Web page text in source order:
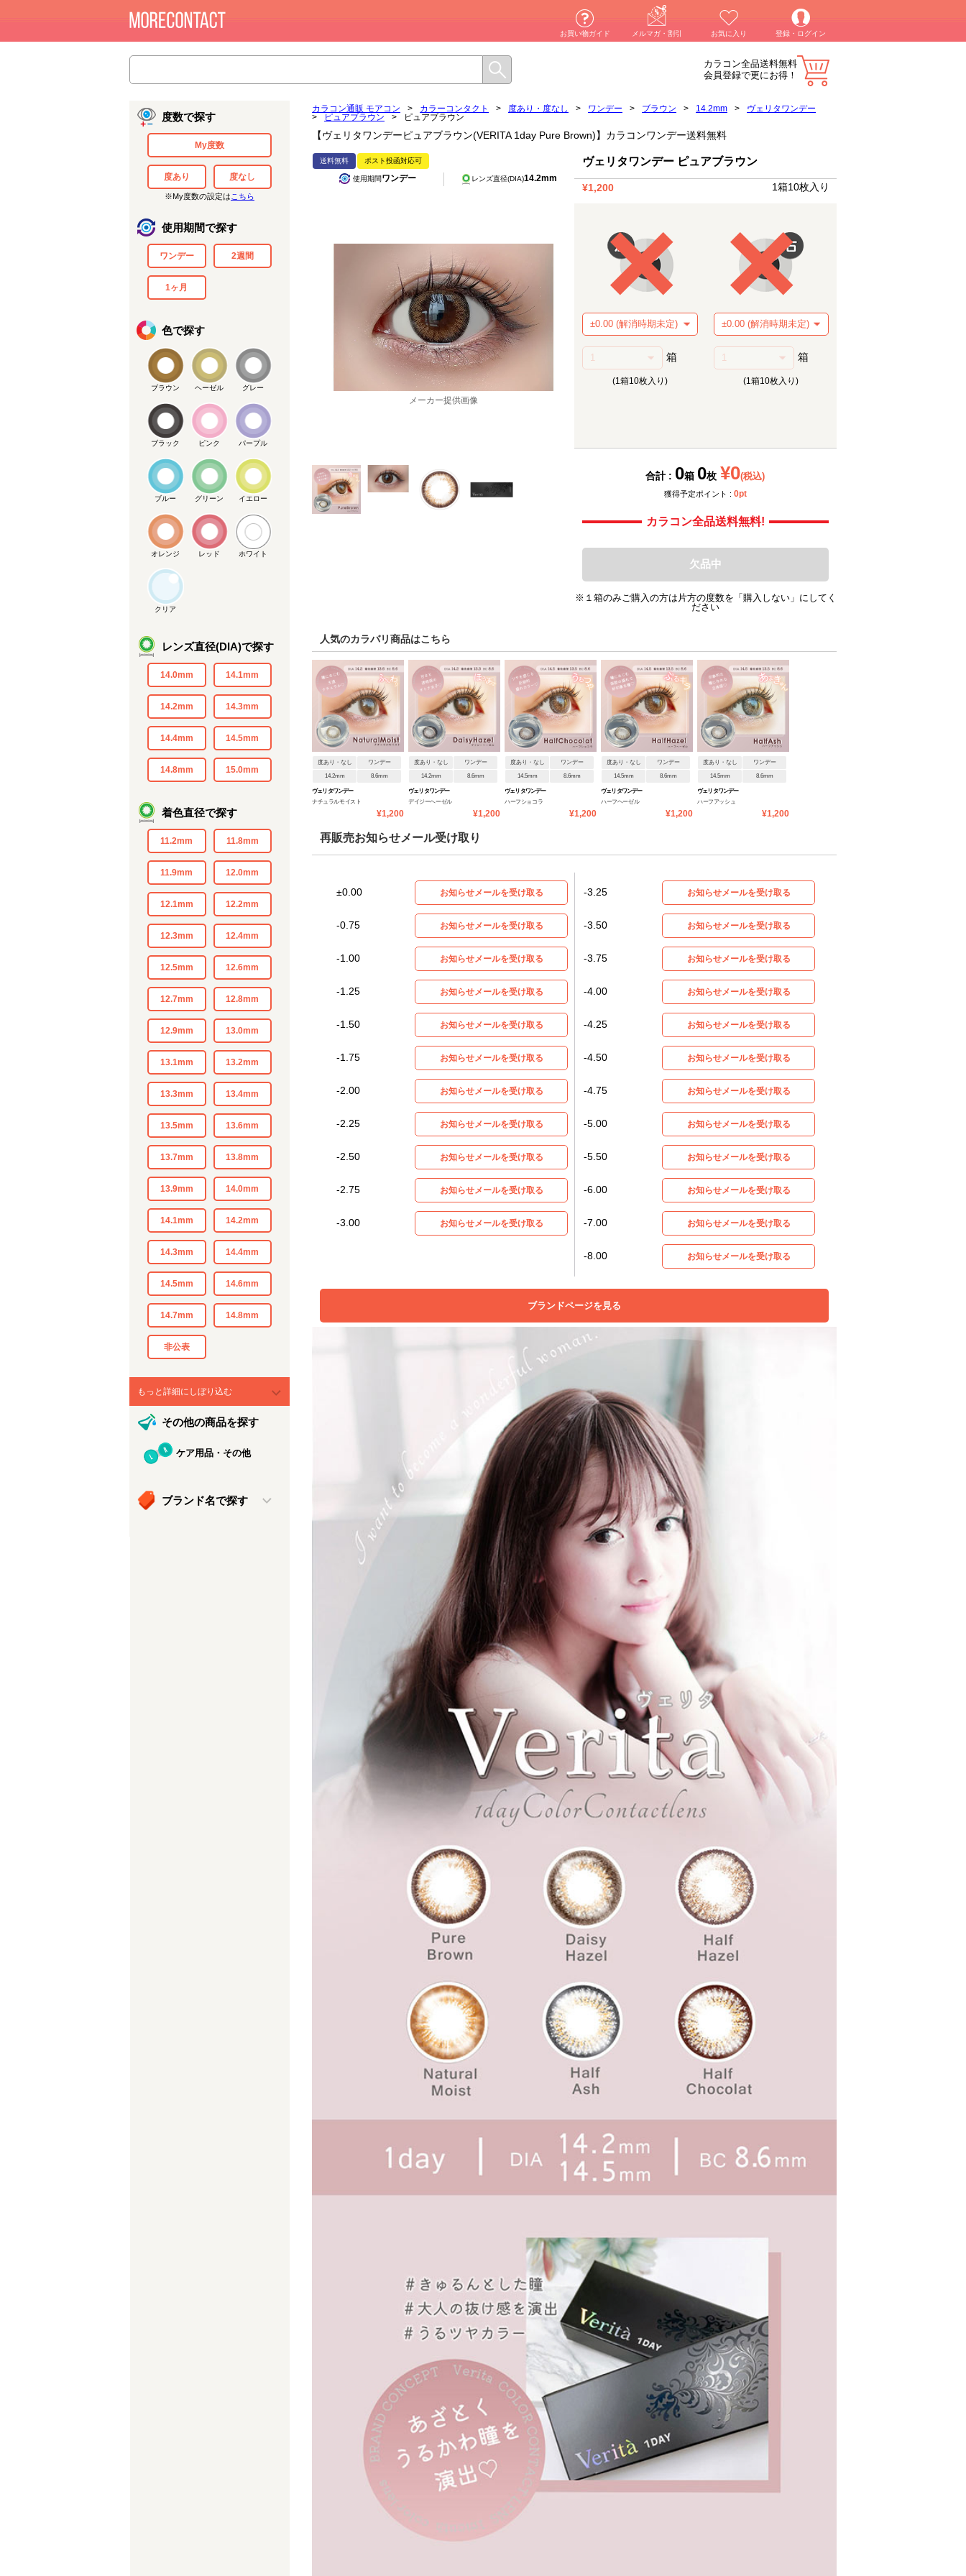
お買い物ガイド メルマガ・割引 お気に入り 登録・ログイン
カラコン全品送料無料
会員登録で更にお得！
度数で探す
My度数
度あり 度なし
※My度数の設定は こちら
使用期間で探す
ワンデー 2週間
1ヶ月
色で探す
ブラウン ヘーゼル グレー
ブラック ピンク パープル
ブルー グリーン イエロー
オレンジ レッド ホワイト
クリア
レンズ直径(DIA)で探す
14.0mm 14.1mm
14.2mm 14.3mm
14.4mm 14.5mm
14.8mm 15.0mm
着色直径で探す
11.2mm 11.8mm
11.9mm 12.0mm
12.1mm 12.2mm
12.3mm 12.4mm
12.5mm 12.6mm
12.7mm 12.8mm
12.9mm 13.0mm
13.1mm 13.2mm
13.3mm 13.4mm
13.5mm 13.6mm
13.7mm 13.8mm
13.9mm 14.0mm
14.1mm 14.2mm
14.3mm 14.4mm
14.5mm 14.6mm
14.7mm 14.8mm
非公表
もっと詳細にしぼり込む
その他の商品を探す
ケア用品・その他
ブランド名で探す
カラコン通販 モアコン > カラーコンタクト > 度あり・度なし > ワンデー > ブラウン > 14.2mm >
ヴェリタワンデー
>
ピュアブラウン > ピュアブラウン
【ヴェリタワンデーピュアブラウン(VERITA 1day Pure Brown)】カラコンワンデー送料無料
送料無料 ポスト投函対応可
使用期間ワンデー レンズ直径(DIA)14.2mm
メーカー提供画像
メーカー提供画像
ヴェリタワンデー ピュアブラウン
¥1,200 1箱10枚入り
箱
(1箱10枚入り)
箱
(1箱10枚入り)
合計 : 0箱 0枚 ¥0(税込)
獲得予定ポイント : 0pt
カラコン全品送料無料!
欠品中
※１箱のみご購入の方は片方の度数を「購入しない」にしてく
ださい
人気のカラバリ商品はこちら
度あり・なし ワンデー
14.2mm 8.6mm
ヴェリタワンデー
ナチュラルモイスト
¥1,200
度あり・なし ワンデー
14.2mm 8.6mm
ヴェリタワンデー
デイジーヘーゼル
¥1,200
度あり・なし ワンデー
14.5mm 8.6mm
ヴェリタワンデー
ハーフショコラ
¥1,200
度あり・なし ワンデー
14.5mm 8.6mm
ヴェリタワンデー
ハーフヘーゼル
¥1,200
度あり・なし ワンデー
14.5mm 8.6mm
ヴェリタワンデー
ハーフアッシュ
¥1,200
再販売お知らせメール受け取り
±0.00 お知らせメールを受け取る
-0.75 お知らせメールを受け取る
-1.00 お知らせメールを受け取る
-1.25 お知らせメールを受け取る
-1.50 お知らせメールを受け取る
-1.75 お知らせメールを受け取る
-2.00 お知らせメールを受け取る
-2.25 お知らせメールを受け取る
-2.50 お知らせメールを受け取る
-2.75 お知らせメールを受け取る
-3.00 お知らせメールを受け取る
-3.25 お知らせメールを受け取る
-3.50 お知らせメールを受け取る
-3.75 お知らせメールを受け取る
-4.00 お知らせメールを受け取る
-4.25 お知らせメールを受け取る
-4.50 お知らせメールを受け取る
-4.75 お知らせメールを受け取る
-5.00 お知らせメールを受け取る
-5.50 お知らせメールを受け取る
-6.00 お知らせメールを受け取る
-7.00 お知らせメールを受け取る
-8.00 お知らせメールを受け取る
ブランドページを見る